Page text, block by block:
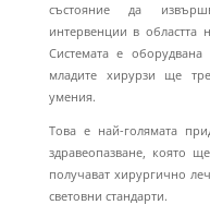
състояние да
интервенции в областта
Системата е
младите хирурзи ще
умения.
Това е най-голямата
здравеопазване, която
получават хирургично
световни стандарти.